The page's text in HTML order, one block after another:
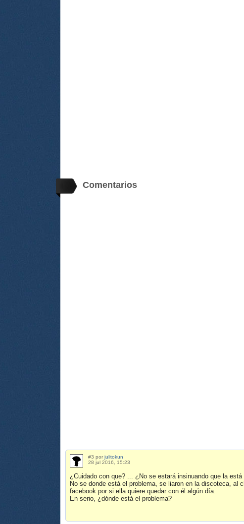
Comentarios
#3 por julitokun
28 jul 2016, 15:23
¿Cuidado con que? ... ¿No se estará insinuando que la está
No se donde está el problema, se liaron en la discoteca,
facebook por si ella quiere quedar con él algún día.
En serio, ¿dónde está el problema?